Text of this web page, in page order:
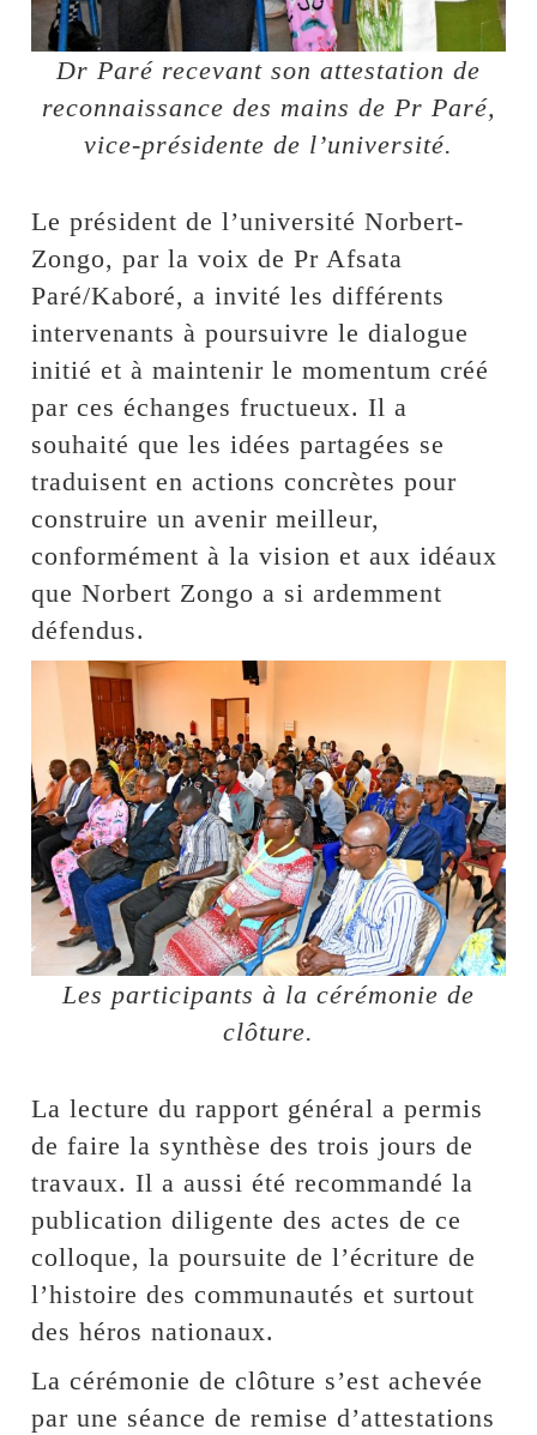
Dr Paré recevant son attestation de
reconnaissance des mains de Pr Paré,
vice-présidente de l’université.
Le président de l’université Norbert-
Zongo, par la voix de Pr Afsata
Paré/Kaboré, a invité les différents
intervenants à poursuivre le dialogue
initié et à maintenir le momentum créé
par ces échanges fructueux. Il a
souhaité que les idées partagées se
traduisent en actions concrètes pour
construire un avenir meilleur,
conformément à la vision et aux idéaux
que Norbert Zongo a si ardemment
défendus.
Les participants à la cérémonie de
clôture.
La lecture du rapport général a permis
de faire la synthèse des trois jours de
travaux. Il a aussi été recommandé la
publication diligente des actes de ce
colloque, la poursuite de l’écriture de
l’histoire des communautés et surtout
des héros nationaux.
La cérémonie de clôture s’est achevée
par une séance de remise d’attestations